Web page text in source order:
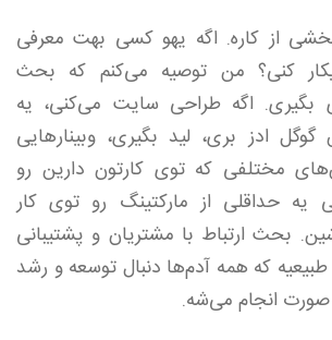
از کاره. اگه یهو کسی بهت معرفی
کنی؟ من توصیه می‌کنم که بحث
بگیری. اگه طراحی سایت می‌کنی، یه
ادز بری، لید بگیری، وبینارهایی
مختلفی که توی کارتون دارین رو
یه حداقلی از مارکتینگ رو توی کار
بحث ارتباط با مشتریان و پشتیبانی
که همه آدم‌ها دنبال توسعه و رشد
انجام می‌شه.